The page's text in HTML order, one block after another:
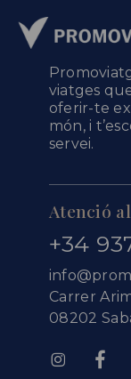
viatges
oferir-te
món, i
servei.
Atenció
+34
Carrer
08202